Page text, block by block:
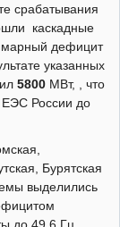
срабатывания
каскадные
дефицит
указанных
5800 МВт, , что
ЕЭС России до
Бурятская
выделились